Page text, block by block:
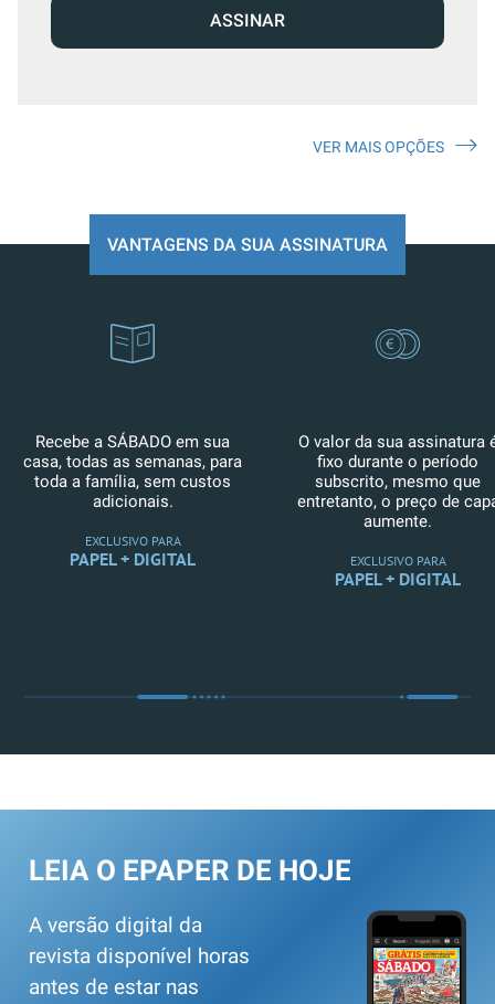
ASSINAR
VER MAIS OPÇÕES
VANTAGENS DA SUA ASSINATURA
Recebe a SÁBADO em sua
casa, todas as semanas, para
toda a família, sem custos
adicionais.
EXCLUSIVO PARA
PAPEL + DIGITAL
O valor da sua assinatura
fixo durante o período
subscrito, mesmo que
entretanto, o preço de
aumente.
EXCLUSIVO PARA
PAPEL + DIGITAL
LEIA O EPAPER DE HOJE
A versão digital da
revista disponível horas
antes de estar nas